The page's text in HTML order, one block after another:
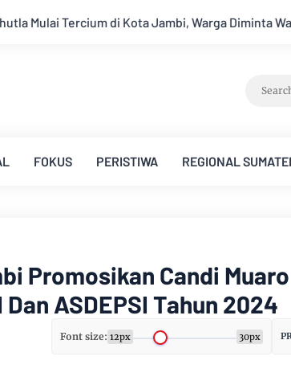
Diminta Waspada Hadapi Puncak Kemarau
FOKUS PERISTIWA REGIONAL
Promosikan Candi Muaro
ASDEPSI Tahun 2024
Font size: 12px 30px